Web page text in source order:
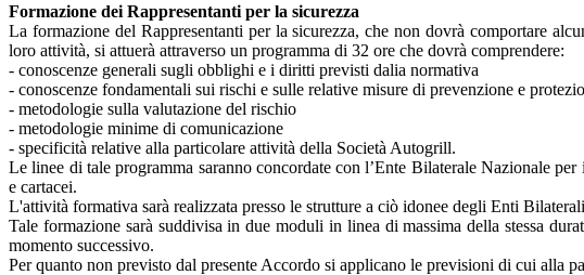
Formazione dei Rappresentanti per la sicurezza
La formazione del Rappresentanti per la sicurezza, che non dovrà comportare
loro attività, si attuerà attraverso un programma di 32 ore che dovrà comprendere:
- conoscenze generali sugli obblighi e i diritti previsti dalia normativa
- conoscenze fondamentali sui rischi e sulle relative misure di prevenzione e
- metodologie sulla valutazione del rischio
- metodologie minime di comunicazione
- specificità relative alla particolare attività della Società Autogrill.
Le linee di tale programma saranno concordate con l’Ente Bilaterale Nazionale
e cartacei.
L'attività formativa sarà realizzata presso le strutture a ciò idonee degli Enti
Tale formazione sarà suddivisa in due moduli in linea di massima della stessa
momento successivo.
Per quanto non previsto dal presente Accordo si applicano le previsioni di cui alla